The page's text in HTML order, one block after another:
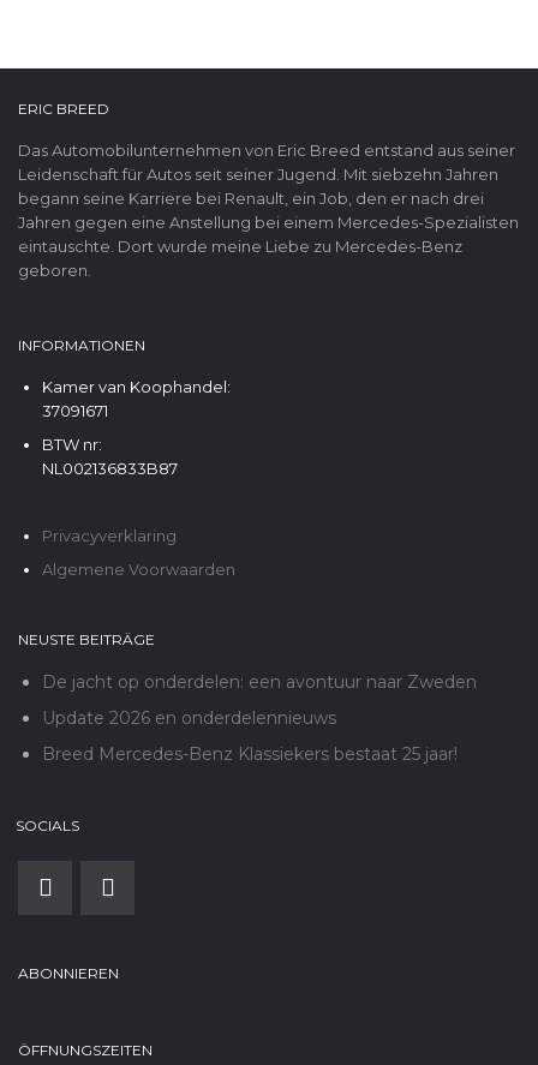
ERIC BREED
Das Automobilunternehmen von Eric Breed entstand aus seiner
Leidenschaft für Autos seit seiner Jugend. Mit siebzehn Jahren
begann seine Karriere bei Renault, ein Job, den er nach drei
Jahren gegen eine Anstellung bei einem Mercedes-Spezialisten
eintauschte. Dort wurde meine Liebe zu Mercedes-Benz
geboren.
INFORMATIONEN
Kamer van Koophandel:
37091671
BTW nr:
NL002136833B87
Privacyverklaring
Algemene Voorwaarden
NEUSTE BEITRÄGE
De jacht op onderdelen: een avontuur naar Zweden
Update 2026 en onderdelennieuws
Breed Mercedes-Benz Klassiekers bestaat 25 jaar!
SOCIALS
ABONNIEREN
ÖFFNUNGSZEITEN